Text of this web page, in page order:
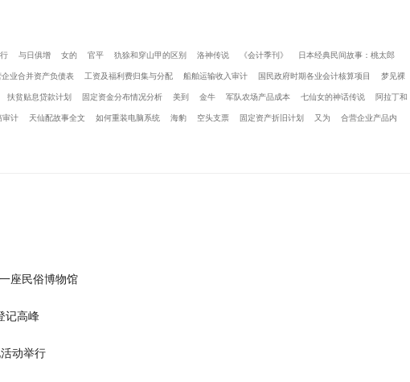
与日俱增 女的 官平 犰狳和穿山甲的区别 洛神传说 《会计季刊》 日本经典民间故事：桃太郎
企业合并资产负债表 工资及福利费归集与分配 船舶运输收入审计 国民政府时期各业会计核算项目 梦见裸
扶贫贴息贷款计划 固定资金分布情况分析 美到 金牛 军队农场产品成本 七仙女的神话传说 阿拉丁和
审计 天仙配故事全文 如何重装电脑系统 海豹 空头支票 固定资产折旧计划 又为 合营企业产品内
座民俗博物馆
记高峰
动举行